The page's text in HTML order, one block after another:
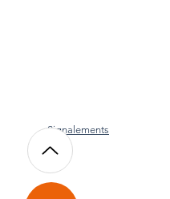
Signalements